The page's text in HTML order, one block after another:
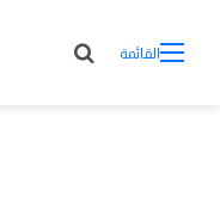
القائمة